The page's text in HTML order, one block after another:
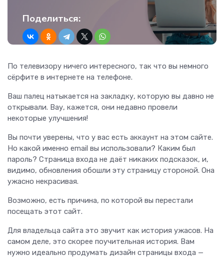
Поделиться:
По телевизору ничего интересного, так что вы немного
сёрфите в интернете на телефоне.
Ваш палец натыкается на закладку, которую вы давно не
открывали. Вау, кажется, они недавно провели
некоторые улучшения!
Вы почти уверены, что у вас есть аккаунт на этом сайте.
Но какой именно email вы использовали? Каким был
пароль? Страница входа не даёт никаких подсказок, и,
видимо, обновления обошли эту страницу стороной. Она
ужасно некрасивая.
Возможно, есть причина, по которой вы перестали
посещать этот сайт.
Для владельца сайта это звучит как история ужасов. На
самом деле, это скорее поучительная история. Вам
нужно идеально продумать дизайн страницы входа —